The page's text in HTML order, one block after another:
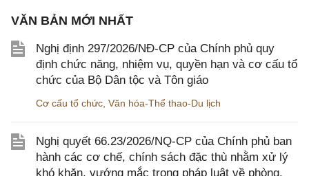
VĂN BẢN MỚI NHẤT
Nghị định 297/2026/NĐ-CP của Chính phủ quy
định chức năng, nhiệm vụ, quyền hạn và cơ cấu tổ
chức của Bộ Dân tộc và Tôn giáo
Cơ cấu tổ chức Văn hóa-Thể thao-Du lịch
Nghị quyết 66.23/2026/NQ-CP của Chính phủ ban
hành các cơ chế, chính sách đặc thù nhằm xử lý
khó khăn, vướng mắc trong pháp luật về phòng,